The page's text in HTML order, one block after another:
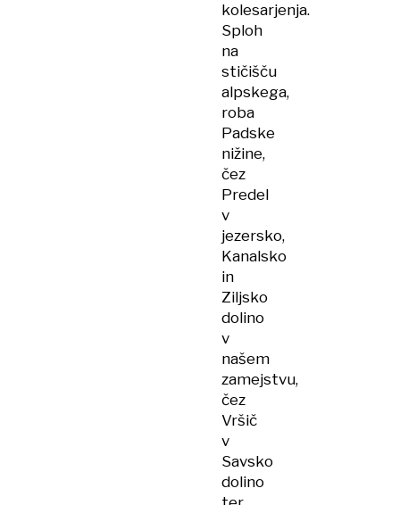
kolesarjenja.
Sploh
na
stičišču
alpskega,
roba
Padske
nižine,
čez
Predel
v
jezersko,
Kanalsko
in
Ziljsko
dolino
v
našem
zamejstvu,
čez
Vršič
v
Savsko
dolino